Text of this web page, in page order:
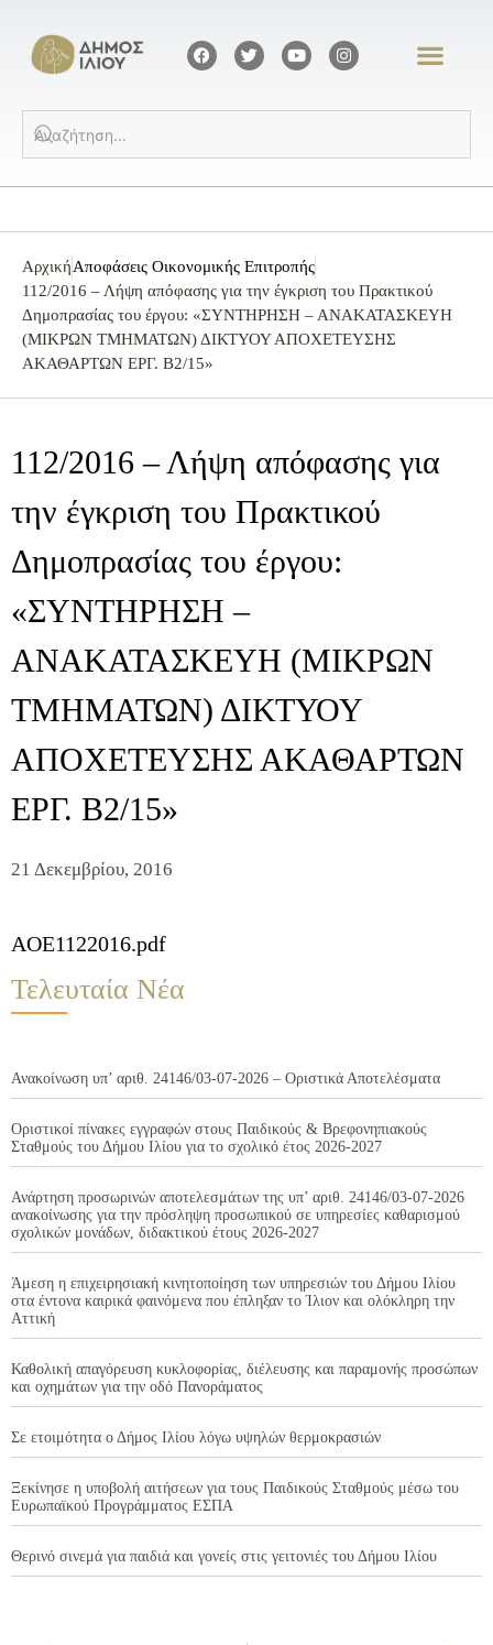
ΑρχικήΑποφάσεις Οικονομικής Επιτροπής
112/2016 – Λήψη απόφασης για την έγκριση του Πρακτικού
Δημοπρασίας του έργου: «ΣΥΝΤΗΡΗΣΗ – ΑΝΑΚΑΤΑΣΚΕΥΗ
(ΜΙΚΡΩΝ ΤΜΗΜΑΤΩΝ) ΔΙΚΤΥΟΥ ΑΠΟΧΕΤΕΥΣΗΣ
ΑΚΑΘΑΡΤΩΝ ΕΡΓ. Β2/15»
112/2016 – Λήψη απόφασης για
την έγκριση του Πρακτικού
Δημοπρασίας του έργου:
«ΣΥΝΤΗΡΗΣΗ –
ΑΝΑΚΑΤΑΣΚΕΥΗ (ΜΙΚΡΩΝ
ΤΜΗΜΑΤΩΝ) ΔΙΚΤΥΟΥ
ΑΠΟΧΕΤΕΥΣΗΣ ΑΚΑΘΑΡΤΩΝ
ΕΡΓ. Β2/15»
21 Δεκεμβρίου, 2016
AOE1122016.pdf
Τελευταία Νέα
Ανακοίνωση υπ’ αριθ. 24146/03-07-2026 – Οριστικά Αποτελέσματα
Οριστικοί πίνακες εγγραφών στους Παιδικούς & Βρεφονηπιακούς
Σταθμούς του Δήμου Ιλίου για το σχολικό έτος 2026-2027
Ανάρτηση προσωρινών αποτελεσμάτων της υπ’ αριθ. 24146/03-07-2026
ανακοίνωσης για την πρόσληψη προσωπικού σε υπηρεσίες καθαρισμού
σχολικών μονάδων, διδακτικού έτους 2026-2027
Άμεση η επιχειρησιακή κινητοποίηση των υπηρεσιών του Δήμου Ιλίου
στα έντονα καιρικά φαινόμενα που έπληξαν το Ίλιον και ολόκληρη την
Αττική
Καθολική απαγόρευση κυκλοφορίας, διέλευσης και παραμονής προσώπων
και οχημάτων για την οδό Πανοράματος
Σε ετοιμότητα ο Δήμος Ιλίου λόγω υψηλών θερμοκρασιών
Ξεκίνησε η υποβολή αιτήσεων για τους Παιδικούς Σταθμούς μέσω του
Ευρωπαϊκού Προγράμματος ΕΣΠΑ
Θερινό σινεμά για παιδιά και γονείς στις γειτονιές του Δήμου Ιλίου